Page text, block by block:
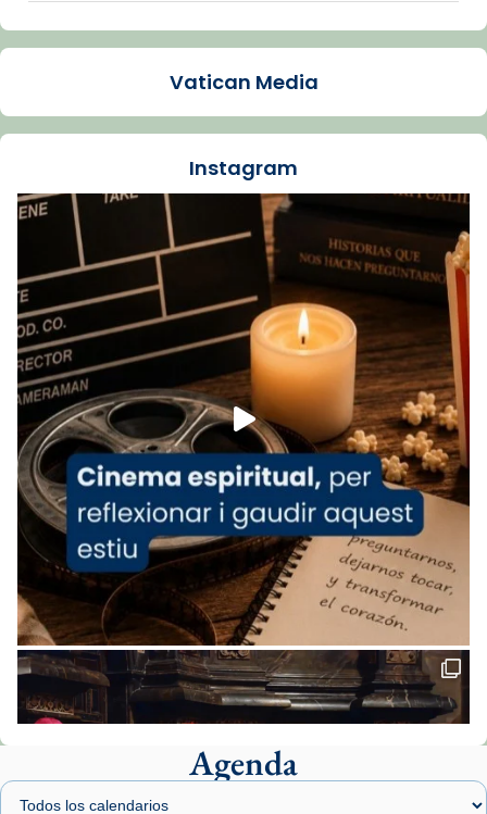
Arquebisbat de Barcelona
La Carmina va patir depressió. Fa gairebé
dos mesos, a l'Estadi Lluís Companys, la
Recupera l'entrevista comp
Vatican
tican News 👇
www.vaticannews.va/es/iglesia/news/2026-
07/carmina-historia-depresion-papa-viaje-
espana-testimoni...
Foto
View on Facebook · Share
Arquebisbat de Barcelona
1 week ago
«Avui les santes Juliana i Semproniana ens
ajuden a alçar la mirada»
Mons. Sergi Gordo, bisbe de Tortosa, ha
presidit aquest 27 de juliol la missa de Les
Santes de Mataró.
🔗tinyurl.com/cvu5jmbk
📸 J. Merino
Vatican Media
Instagram
Agenda